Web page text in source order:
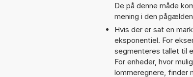
De på denne måde
mening i den
Hvis der er sat en
eksponentiel. For
segmenteres tallet til
For enheder, hvor
lommeregnere, finder